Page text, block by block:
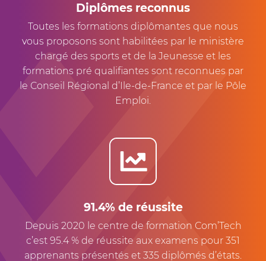
Diplômes reconnus
Toutes les formations diplômantes que nous
vous proposons sont habilitées par le ministère
chargé des sports et de la Jeunesse et les
formations pré qualifiantes sont reconnues par
le Conseil Régional d’Ile-de-France et par le Pôle
Emploi.
91.4% de réussite
Depuis 2020 le centre de formation Com’Tech
c’est 95.4 % de réussite aux examens pour 351
apprenants présentés et 335 diplômés d’états.